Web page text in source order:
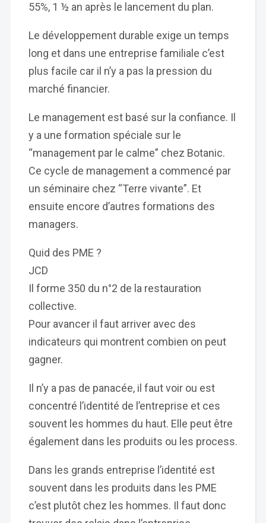
55%, 1 ½ an après le lancement du plan.
Le développement durable exige un temps
long et dans une entreprise familiale c’est
plus facile car il n’y a pas la pression du
marché financier.
Le management est basé sur la confiance. Il
y a une formation spéciale sur le
“management par le calme” chez Botanic.
Ce cycle de management a commencé par
un séminaire chez “Terre vivante”. Et
ensuite encore d’autres formations des
managers.
Quid des PME ?
JCD
Il forme 350 du n°2 de la restauration
collective.
Pour avancer il faut arriver avec des
indicateurs qui montrent combien on peut
gagner.
Il n’y a pas de panacée, il faut voir ou est
concentré l’identité de l’entreprise et ces
souvent les hommes du haut. Elle peut être
également dans les produits ou les process.
Dans les grands entreprise l’identité est
souvent dans les produits dans les PME
c’est plutôt chez les hommes. Il faut donc